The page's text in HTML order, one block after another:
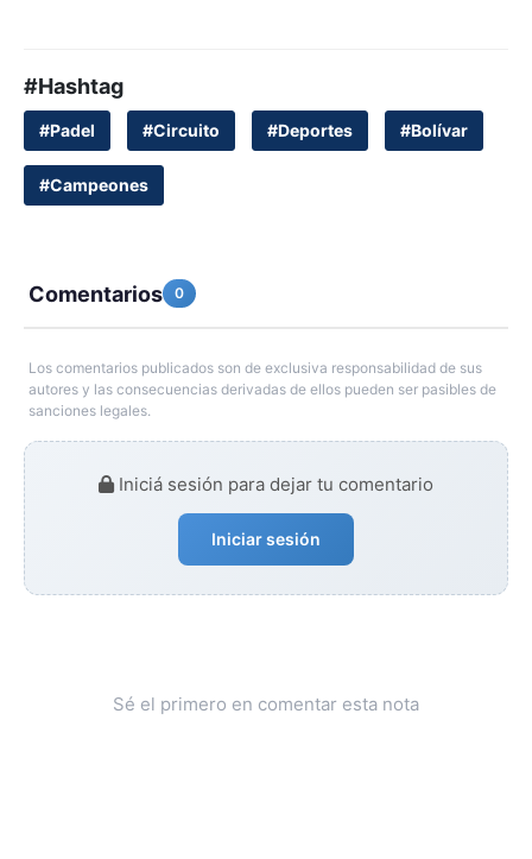
#Hashtag
#Padel #Circuito #Deportes #Bolívar
#Campeones
Comentarios 0
Los comentarios publicados son de exclusiva responsabilidad de sus
autores y las consecuencias derivadas de ellos pueden ser pasibles de
sanciones legales.
Iniciá sesión para dejar tu comentario
Iniciar sesión
Sé el primero en comentar esta nota